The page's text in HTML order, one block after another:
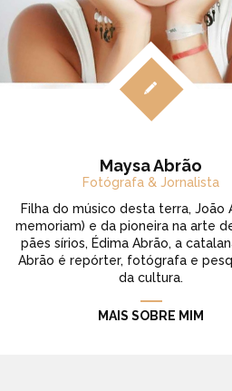
Maysa Abrão
Fotógrafa & Jornalista
Filha do músico desta terra, João
memoriam) e da pioneira na arte
pães sírios, Édima Abrão, a
Abrão é repórter, fotógrafa e
da cultura.
MAIS SOBRE MIM